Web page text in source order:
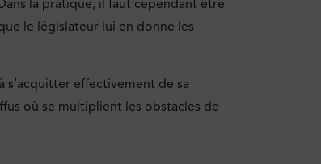
la pratique, il faut cependant être
le législateur lui en donne les
s’acquitter effectivement de sa
où se multiplient les obstacles de